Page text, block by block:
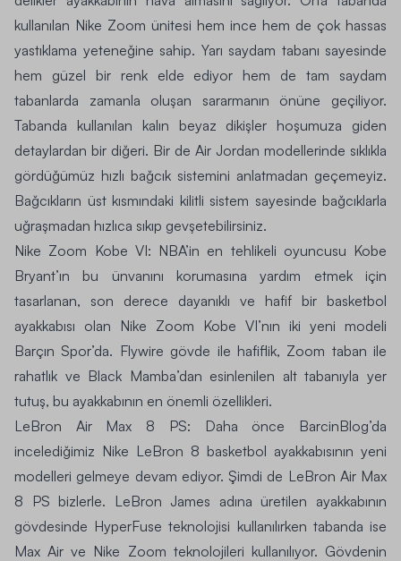
kullanılan Nike Zoom ünitesi hem ince hem de çok hassas
yastıklama yeteneğine sahip. Yarı saydam tabanı sayesinde
hem güzel bir renk elde ediyor hem de tam saydam
tabanlarda zamanla oluşan sararmanın önüne geçiliyor.
Tabanda kullanılan kalın beyaz dikişler hoşumuza giden
detaylardan bir diğeri. Bir de Air Jordan modellerinde sıklıkla
gördüğümüz hızlı bağcık sistemini anlatmadan geçemeyiz.
Bağcıkların üst kısmındaki kilitli sistem sayesinde bağcıklarla
uğraşmadan hızlıca sıkıp gevşetebilirsiniz.
Nike Zoom Kobe VI: NBA’in en tehlikeli oyuncusu Kobe
Bryant’ın bu ünvanını korumasına yardım etmek için
tasarlanan, son derece dayanıklı ve hafif bir basketbol
ayakkabısı olan Nike Zoom Kobe VI’nın iki yeni modeli
Barçın Spor’da. Flywire gövde ile hafiflik, Zoom taban ile
rahatlık ve Black Mamba’dan esinlenilen alt tabanıyla yer
tutuş, bu ayakkabının en önemli özellikleri.
LeBron Air Max 8 PS: Daha önce BarcinBlog’da
incelediğimiz Nike LeBron 8 basketbol ayakkabısının yeni
modelleri gelmeye devam ediyor. Şimdi de LeBron Air Max
8 PS bizlerle. LeBron James adına üretilen ayakkabının
gövdesinde HyperFuse teknolojisi kullanılırken tabanda ise
Max Air ve Nike Zoom teknolojileri kullanılıyor. Gövdenin